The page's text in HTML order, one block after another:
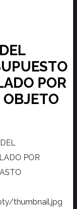
POR
POR
thumbnail.jpg